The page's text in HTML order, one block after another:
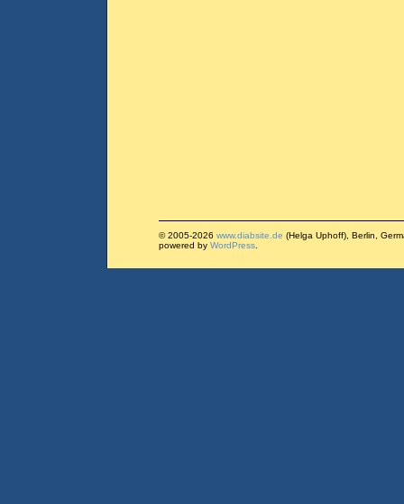
© 2005-2026 www.diabsite.de (Helga Uphoff), Berlin,
powered by WordPress.